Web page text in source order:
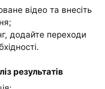
відео та внесіть
додайте переходи
результатів